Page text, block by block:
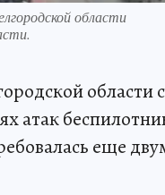
области
области
атак
еще